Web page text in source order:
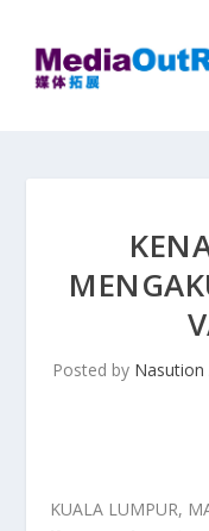
Posted by Nasution
KUALA LUMPUR,